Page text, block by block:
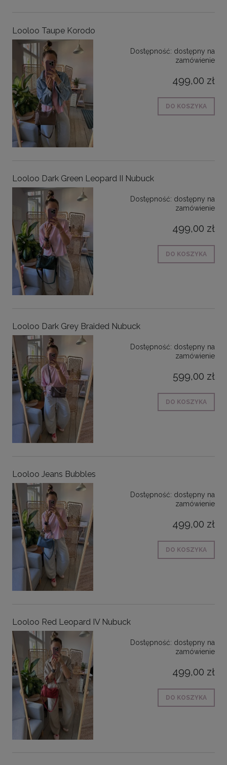
Looloo Taupe Korodo
Dostępność: dostępny na
zamówienie
499,00 zł
DO KOSZYKA
Looloo Dark Green Leopard II Nubuck
Dostępność: dostępny na
zamówienie
499,00 zł
DO KOSZYKA
Looloo Dark Grey Braided Nubuck
Dostępność: dostępny na
zamówienie
599,00 zł
DO KOSZYKA
Looloo Jeans Bubbles
Dostępność: dostępny na
zamówienie
499,00 zł
DO KOSZYKA
Looloo Red Leopard IV Nubuck
Dostępność: dostępny na
zamówienie
499,00 zł
DO KOSZYKA